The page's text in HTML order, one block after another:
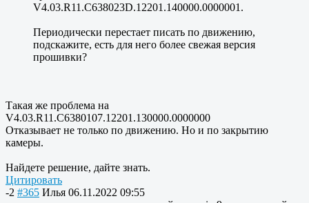
V4.03.R11.C638023D.12201.140000.0000001.
Периодически перестает писать по движению,
подскажите, есть для него более свежая версия
прошивки?
Такая же проблема на
V4.03.R11.C6380107.12201.130000.0000000
Отказывает не только по движению. Но и по закрытию
камеры.
Найдете решение, дайте знать.
Цитировать
-2 #365 Илья 06.11.2022 09:55